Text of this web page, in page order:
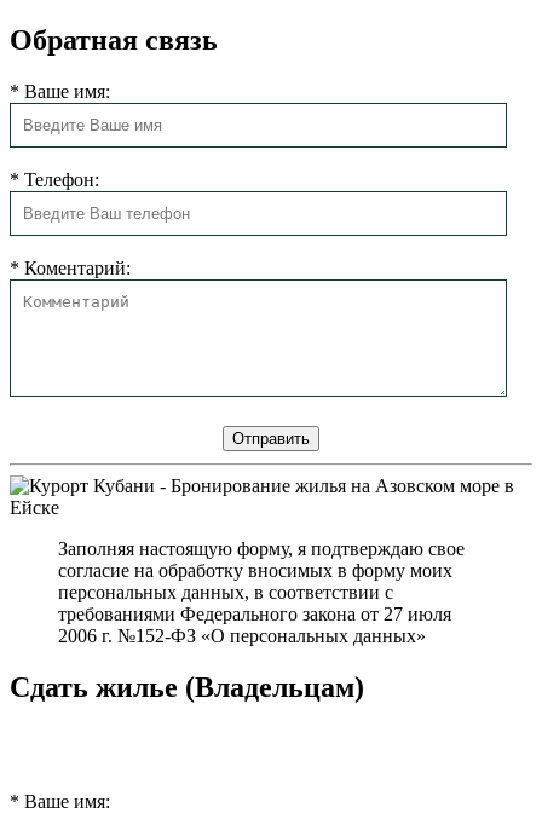
Обратная связь
* Ваше имя:
* Телефон:
* Коментарий:
Заполняя настоящую форму, я подтверждаю свое
согласие на обработку вносимых в форму моих
персональных данных, в соответствии с
требованиями Федерального закона от 27 июля
2006 г. №152-ФЗ «О персональных данных»
Сдать жилье (Владельцам)
* Ваше имя: